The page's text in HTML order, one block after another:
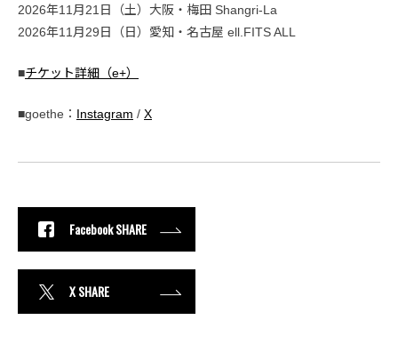
2026年11月21日（土）大阪・梅田 Shangri-La
2026年11月29日（日）愛知・名古屋 ell.FITS ALL
■チケット詳細（e+）
■goethe： Instagram / X
Facebook SHARE
X SHARE